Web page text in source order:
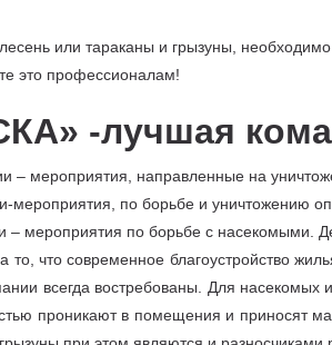
или тараканы и грызуны,
это профессионалам!
-лучшая
– мероприятия, направленные на
мероприятия, по борьбе и уничтожению
– мероприятия по борьбе с насекомыми.
то, что современное благоустройство
всегда востребованы. Для насекомых
проникают в помещения и приносят